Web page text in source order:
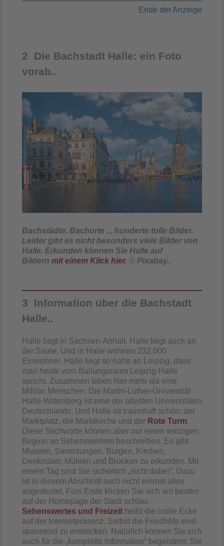
Ende der Anzeige
2 Die Bachstadt Halle: ein Foto
vorab..
Bachstädte, Bachorte ... hunderte tolle Bilder.
Leider gibt es nicht besonders viele Bilder von
Halle. Erkunden können Sie Halle auf
Bildern mit einem Klick hier. © Pixabay..
3 Information über die Bachstadt
Halle..
Halle liegt in Sachsen-Anhalt. Halle liegt auch an
der Saale. Und in Halle wohnen 232.000
Einwohner. Halle liegt so nahe an Leipzig, dass
man heute vom Ballungsraum Leipzig-Halle
spricht. Zusammen leben hier mehr als eine
Million Menschen. Die Martin-Luther-Universität
Halle-Wittenberg ist eine der ältesten Universitäten
Deutschlands. Und Halle ist traumhaft schön: der
Marktplatz, die Marktkirche und der Rote Turm.
Diese Stichworte können aber nur einen winzigen
Beginn an Sehenswertem beschreiben. Es gibt
Museen, Sammlungen, Burgen, Kirchen,
Denkmäler, Mühlen und Brücken zu erkunden. Mit
einem Tag sind Sie sicherlich „nicht dabei“. Dazu
ist in diesem Abschnitt auch nicht einmal alles
angedeutet. Fürs Erste klicken Sie sich am besten
auf der Homepage der Stadt schlau.
Sehenswertes und Freizeit heißt die coole Ecke
auf der Internetpräsenz. Selbst die Friedhöfe sind
spannend zu entdecken. Natürlich können Sie sich
auch für die „komplette Information“ begeistern: Sie